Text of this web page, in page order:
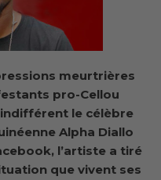
meurtrières
pro-Cellou
le célèbre
Alpha Diallo
l’artiste a tiré
que vivent ses